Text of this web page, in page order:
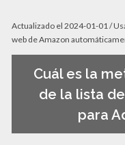
Actualizado el 2024-01-01 /
web de Amazon
Cuál es la
de la lista
para